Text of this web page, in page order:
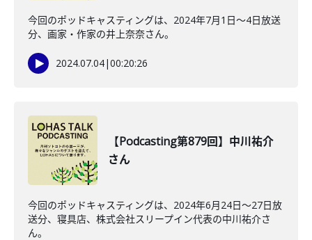
今回のポッドキャスティングは、2024年7月1日〜4日放送
分、画家・作家の井上奈奈さん。
2024.07.04|00:20:26
【Podcasting第879回】中川祐介
さん
今回のポッドキャスティングは、2024年6月24日〜27日放
送分、寝具店、株式会社スリープイン代表の中川祐介さ
ん。